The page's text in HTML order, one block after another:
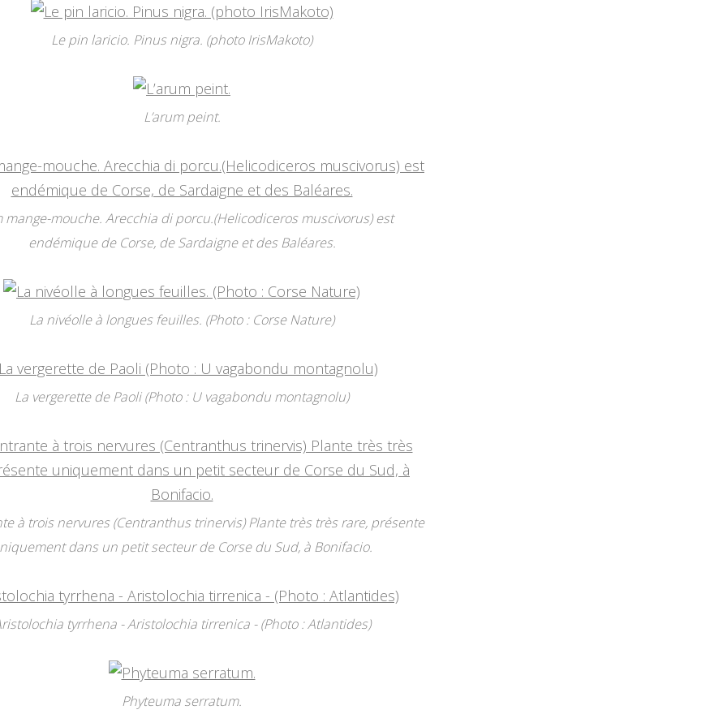
Le pin laricio. Pinus nigra. (photo IrisMakoto)
L’arum peint.
mange-mouche. Arecchia di porcu.(Helicodiceros muscivorus) est
endémique de Corse, de Sardaigne et des Baléares.
La nivéolle à longues feuilles. (Photo : Corse Nature)
La vergerette de Paoli (Photo : U vagabondu montagnolu)
à trois nervures (Centranthus trinervis) Plante très très rare, présente
dans un petit secteur de Corse du Sud, à Bonifacio.
tyrrhena - Aristolochia tirrenica - (Photo : Atlantides)
Phyteuma serratum.